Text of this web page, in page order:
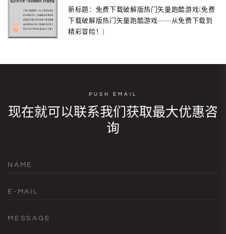
新标题：免费下载破解版热门矢量跑酷游戏(免费
下载破解版热门矢量跑酷游戏——从免费下载到
精彩冒险！)
PUSH EMAIL
现在就可以联系我们获取最大优惠咨
询
NAME
E-MAIL
MESSAGE